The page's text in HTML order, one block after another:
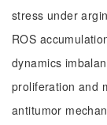
stress under
ROS
dynamics
proliferation and
antitumor